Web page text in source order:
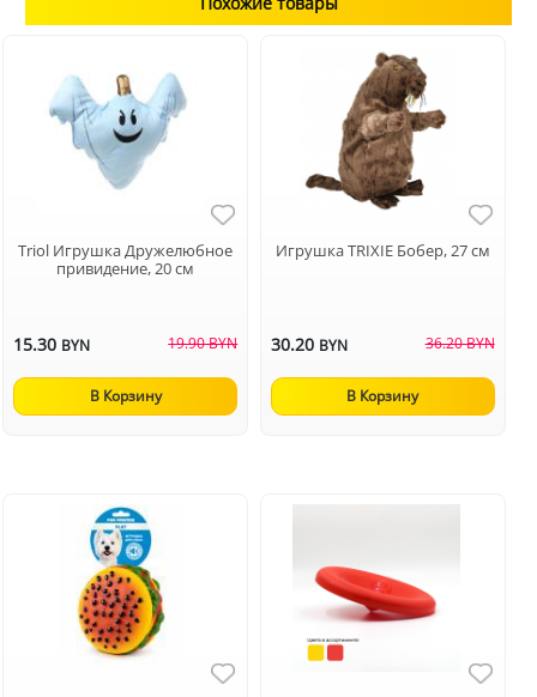
Triol Игрушка Дружелюбное
привидение, 20 см
15.30 BYN 19.90 BYN
В Корзину
Игрушка TRIXIE Бобер, 27 см
30.20 BYN 36.20 BYN
В Корзину